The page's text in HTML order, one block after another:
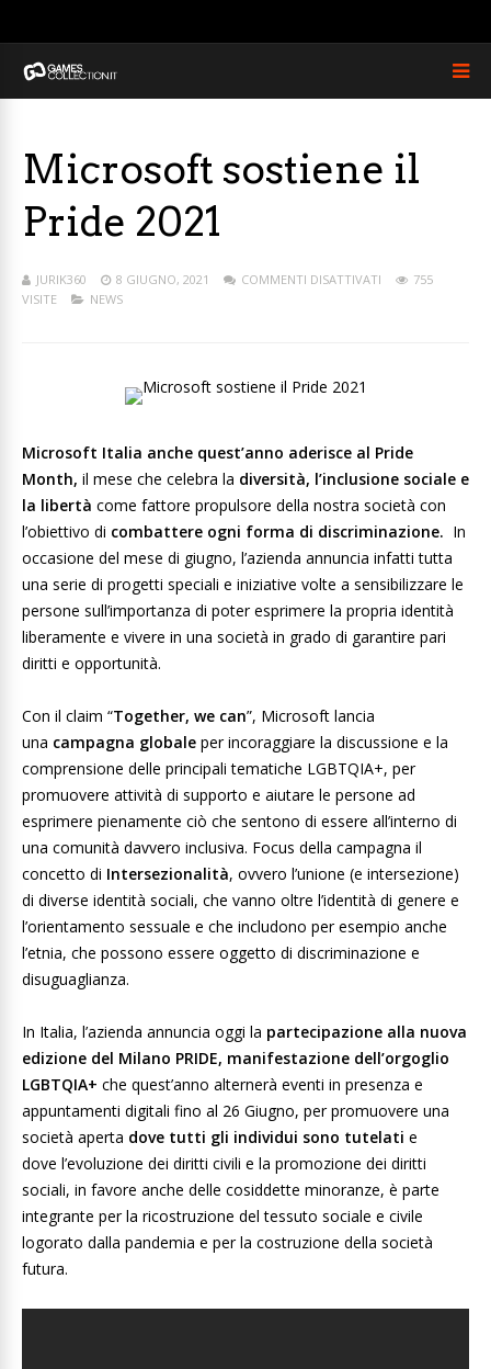
Microsoft sostiene il
Pride 2021
JURIK360 8 GIUGNO, 2021 COMMENTI DISATTIVATI
755
VISITE
NEWS
Microsoft Italia anche quest’anno aderisce al Pride
Month, il mese che celebra la diversità, l’inclusione sociale e
la libertà come fattore propulsore della nostra società con
l’obiettivo di combattere ogni forma di discriminazione. In
occasione del mese di giugno, l’azienda annuncia infatti tutta
una serie di progetti speciali e iniziative volte a sensibilizzare le
persone sull’importanza di poter esprimere la propria identità
liberamente e vivere in una società in grado di garantire pari
diritti e opportunità.
Con il claim “Together, we can”, Microsoft lancia
una campagna globale per incoraggiare la discussione e la
comprensione delle principali tematiche LGBTQIA+, per
promuovere attività di supporto e aiutare le persone ad
esprimere pienamente ciò che sentono di essere all’interno di
una comunità davvero inclusiva. Focus della campagna il
concetto di Intersezionalità, ovvero l’unione (e intersezione)
di diverse identità sociali, che vanno oltre l’identità di genere e
l’orientamento sessuale e che includono per esempio anche
l’etnia, che possono essere oggetto di discriminazione e
disuguaglianza.
In Italia, l’azienda annuncia oggi la partecipazione alla nuova
edizione del Milano PRIDE, manifestazione dell’orgoglio
LGBTQIA+ che quest’anno alternerà eventi in presenza e
appuntamenti digitali fino al 26 Giugno, per promuovere una
società aperta dove tutti gli individui sono tutelati e
dove l’evoluzione dei diritti civili e la promozione dei diritti
sociali, in favore anche delle cosiddette minoranze, è parte
integrante per la ricostruzione del tessuto sociale e civile
logorato dalla pandemia e per la costruzione della società
futura.